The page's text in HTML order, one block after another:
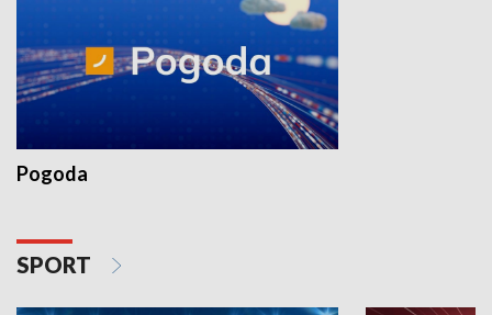
Pogoda
SPORT